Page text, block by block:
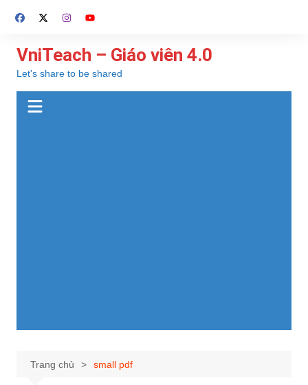
đến
dung
VniTeach – Giáo viên 4.0
Let's share to be shared
Trang chủ small pdf